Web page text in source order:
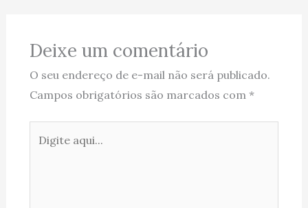
Deixe um comentário
O seu endereço de e-mail não será publicado.
Campos obrigatórios são marcados com *
aqui...